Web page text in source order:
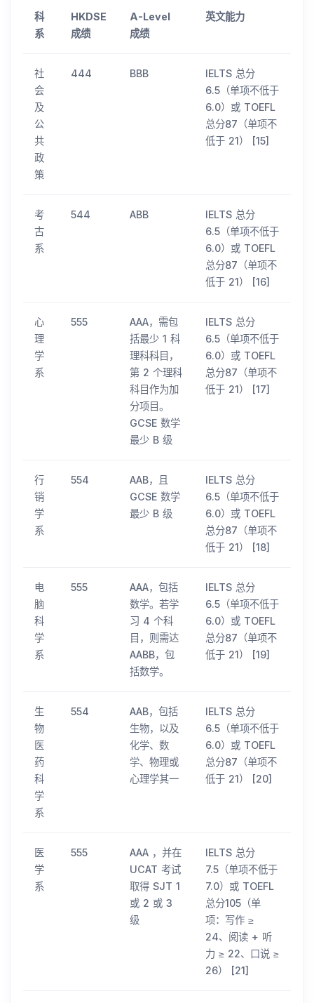
科
系
HKDSE
成绩
A-Level
成绩
英文能力
社
会
及
公
共
政
策
444 BBB
IELTS 总分
6.5（单项不低于
6.0）或 TOEFL
总分87（单项不
低于 21） [15]
考
古
系
544 ABB
IELTS 总分
6.5（单项不低于
6.0）或 TOEFL
总分87（单项不
低于 21） [16]
心
理
学
系
555
AAA，需包
括最少 1 科
理科科目，
第 2 个理科
科目作为加
分项目。
GCSE 数学
最少 B 级
IELTS 总分
6.5（单项不低于
6.0）或 TOEFL
总分87（单项不
低于 21） [17]
行
销
学
系
554
AAB，且
GCSE 数学
最少 B 级
IELTS 总分
6.5（单项不低于
6.0）或 TOEFL
总分87（单项不
低于 21） [18]
电
脑
科
学
系
555
AAA，包括
数学。若学
习 4 个科
目，则需达
AABB，包
括数学。
IELTS 总分
6.5（单项不低于
6.0）或 TOEFL
总分87（单项不
低于 21） [19]
生
物
医
药
科
学
系
554
AAB，包括
生物，以及
化学、数
学、物理或
心理学其一
IELTS 总分
6.5（单项不低于
6.0）或 TOEFL
总分87（单项不
低于 21） [20]
医
学
系
555
AAA ，并在
UCAT 考试
取得 SJT 1
或 2 或 3
级
IELTS 总分
7.5（单项不低于
7.0）或 TOEFL
总分105（单
项：写作 ≥
24、阅读 + 听
力 ≥ 22、口说 ≥
26） [21]